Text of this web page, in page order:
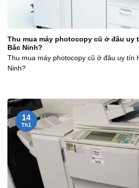
Thu mua máy photocopy cũ ở đâu uy
Bắc Ninh?
Thu mua máy photocopy cũ ở đâu uy tín
Ninh?
14
Th1